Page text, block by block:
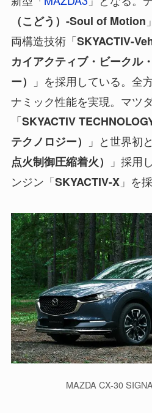
（こどう）-Soul of Motion
両構造技術「SKYACTIV-
カイアクティブ・ビークル
ー）
」を採用している。全
ナミック性能を実現。マツ
「SKYACTIV
テクノロジー）
」と世界初
点火制御圧縮着火）
」採用
ンジン「SKYACTIV-X」を採
MAZDA CX-30